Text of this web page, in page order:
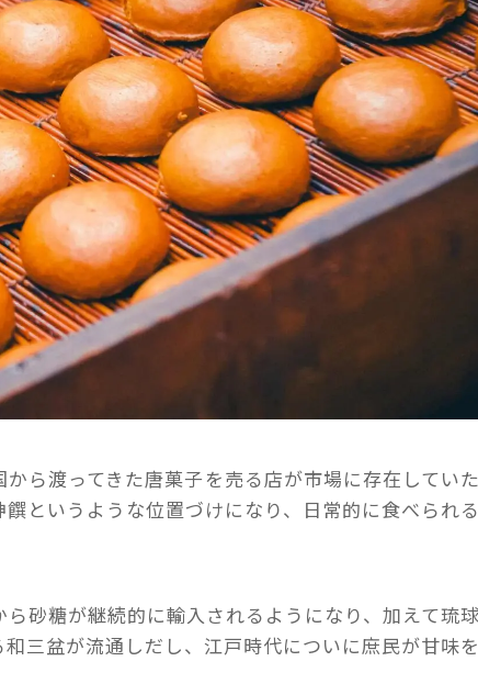
ら渡ってきた唐菓子を売る店が市場に存在してい
というような位置づけになり、日常的に食べられ
砂糖が継続的に輸入されるようになり、加えて琉
三盆が流通しだし、江戸時代についに庶民が甘味